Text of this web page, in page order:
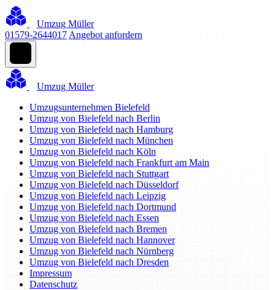
Umzug Müller
01579-2644017 Angebot anfordern
Umzug Müller
Umzugsunternehmen Bielefeld
Umzug von Bielefeld nach Berlin
Umzug von Bielefeld nach Hamburg
Umzug von Bielefeld nach München
Umzug von Bielefeld nach Köln
Umzug von Bielefeld nach Frankfurt am Main
Umzug von Bielefeld nach Stuttgart
Umzug von Bielefeld nach Düsseldorf
Umzug von Bielefeld nach Leipzig
Umzug von Bielefeld nach Dortmund
Umzug von Bielefeld nach Essen
Umzug von Bielefeld nach Bremen
Umzug von Bielefeld nach Hannover
Umzug von Bielefeld nach Nürnberg
Umzug von Bielefeld nach Dresden
Impressum
Datenschutz